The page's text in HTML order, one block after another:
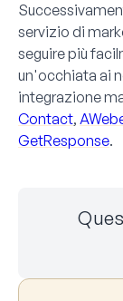
servizio di
seguire più
un'occhiata ai
integrazione
Contact,
GetResponse.
Ancora